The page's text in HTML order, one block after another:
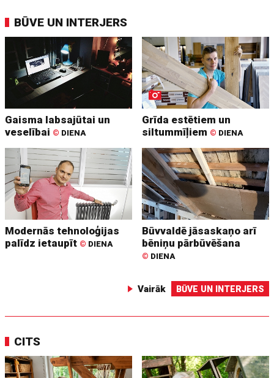
BŪVE UN INTERJERS
Gaisma labsajūtai un
veselībai © DIENA
Grīda estētiem un
siltummīļiem © DIENA
Modernās tehnoloģijas
palīdz ietaupīt © DIENA
Būvvaldē jāsaskaņo arī
bēniņu pārbūvēšana
© DIENA
Vairāk BŪVE UN INTERJERS
CITS